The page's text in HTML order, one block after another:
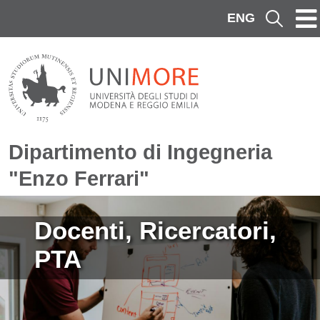
ENG Cerca
Dipartimento di Ingegneria
"Enzo Ferrari"
Immagine
Docenti, Ricercatori,
PTA